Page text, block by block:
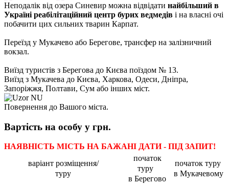
Неподалік від озера Синевир можна відвідати найбільший в
Україні реабілітаційний центр бурих ведмедів і на власні очі
побачити цих сильних тварин Карпат.
Переїзд у Мукачево або Берегове, трансфер на залізничний
вокзал.
Виїзд туристів з Берегова до Києва поїздом № 13.
Виїзд з Мукачева до Києва, Харкова, Одеси, Дніпра,
Запоріжжя, Полтави, Сум або інших міст.
Повернення до Вашого міста.
Вартість на особу у грн.
НАЯВНІСТЬ МІСТЬ НА БАЖАНІ ДАТИ - ПІД ЗАПИТ!
варіант розміщення/
туру
початок
туру
в Берегово
початок туру
в Мукачевому